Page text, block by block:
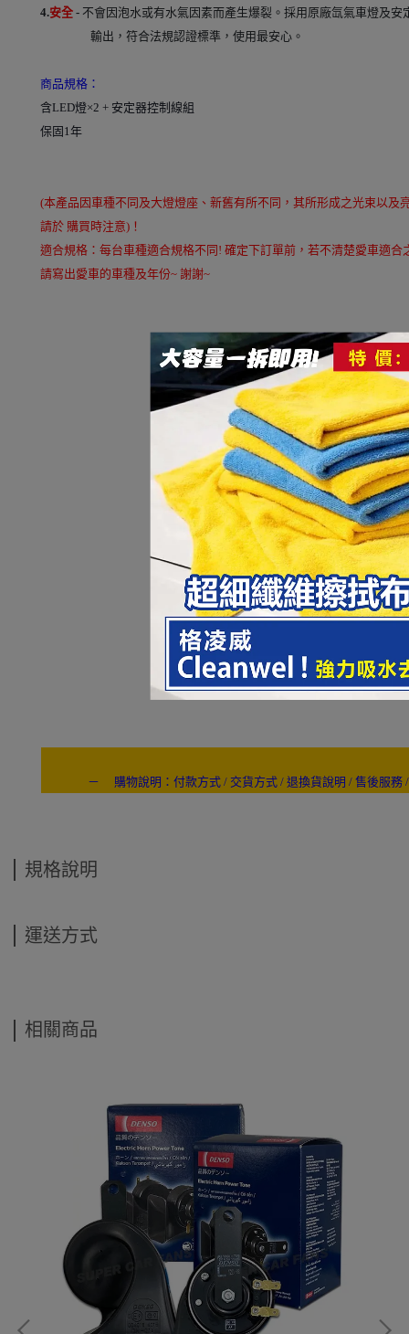
4.安全 - 不會因泡水或有水氣因素而產生爆裂。採用原廠氙氣車燈及安
輸出，符合法規認證標準，使用最安心。
商品規格：
含LED燈×2 + 安定器控制線組
保固1年
(本產品因車種不同及大燈燈座、新舊有所不同，其所形成之光束以及
請於 購買時注意)！
適合規格：每台車種適合規格不同! 確定下訂單前，若不清楚愛車適
請寫出愛車的車種及年份~ 謝謝~
－ 購物說明：付款方式 / 交貨方式 / 退換貨說明 / 售後服務
規格說明
運送方式
相關商品